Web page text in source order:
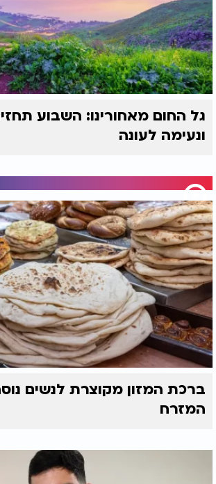
גל החום מאחורינו: השבוע
ונעימה לעונה
ברכת המזון מקוצרת לנשים
המזרח